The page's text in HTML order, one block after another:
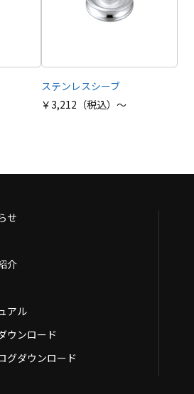
ステンレスシーブ
￥3,212（税込）～
せ
介
アル
ウンロード
グダウンロード